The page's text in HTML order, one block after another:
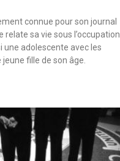
connue pour son journal
relate sa vie sous l’occupation
une adolescente avec les
fille de son âge.